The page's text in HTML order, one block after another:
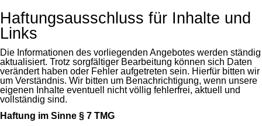
Haftungsausschluss für Inhalte und
Links
Die Informationen des vorliegenden Angebotes werden ständig
aktualisiert. Trotz sorgfältiger Bearbeitung können sich Daten
verändert haben oder Fehler aufgetreten sein. Hierfür bitten wir
um Verständnis. Wir bitten um Benachrichtigung, wenn unsere
eigenen Inhalte eventuell nicht völlig fehlerfrei, aktuell und
vollständig sind.
Haftung im Sinne § 7 TMG